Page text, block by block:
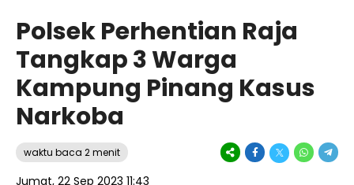
Polsek Perhentian Raja
Tangkap 3 Warga
Kampung Pinang Kasus
Narkoba
waktu baca 2 menit
Jumat, 22 Sep 2023 11:43